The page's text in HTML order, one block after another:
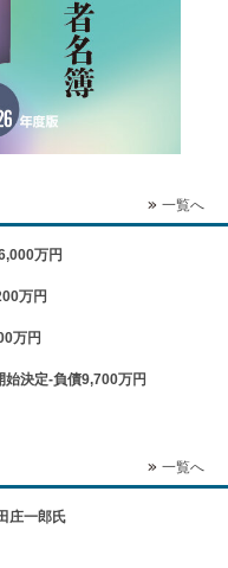
一覧へ
万円
万円
万円
始決定-負債9,700万円
一覧へ
庄一郎氏